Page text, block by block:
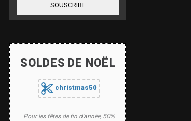
SOUSCRIRE
SOLDES DE NOËL
christmas50
Pour les fêtes de fin d'année, 50%